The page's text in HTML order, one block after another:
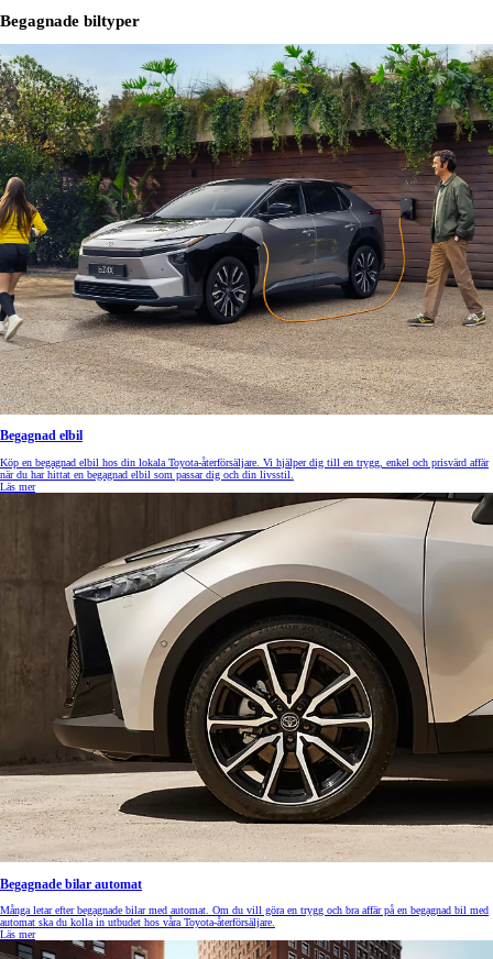
Begagnade biltyper
Begagnad elbil
Köp en begagnad elbil hos din lokala Toyota-återförsäljare. Vi hjälper dig till en trygg, enkel och prisvärd affär
när du har hittat en begagnad elbil som passar dig och din livsstil.
Läs mer
Begagnade bilar automat
Många letar efter begagnade bilar med automat. Om du vill göra en trygg och bra affär på en begagnad bil med
automat ska du kolla in utbudet hos våra Toyota-återförsäljare.
Läs mer